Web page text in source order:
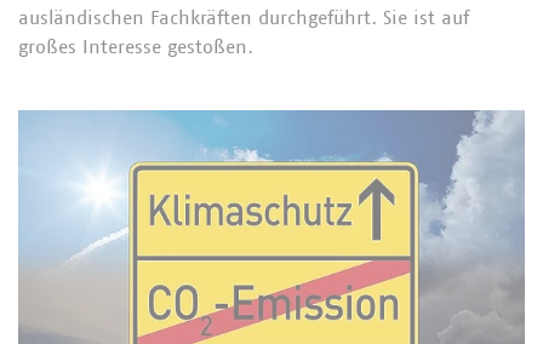
ausländischen Fachkräften durchgeführt. Sie ist auf
großes Interesse gestoßen.